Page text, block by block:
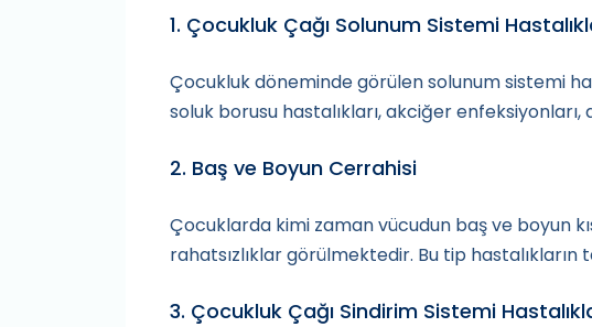
1. Çocukluk Çağı Solunum Sistemi
Çocukluk döneminde görülen solunum sistemi
soluk borusu hastalıkları, akciğer
2. Baş ve Boyun Cerrahisi
Çocuklarda kimi zaman vücudun baş ve boyun
rahatsızlıklar görülmektedir. Bu tip
3. Çocukluk Çağı Sindirim Sistemi